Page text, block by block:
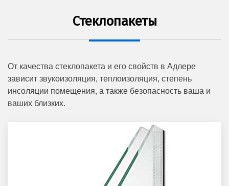
Стеклопакеты
От качества стеклопакета и его свойств в Адлере
зависит звукоизоляция, теплоизоляция, степень
инсоляции помещения, а также безопасность ваша и
ваших близких.